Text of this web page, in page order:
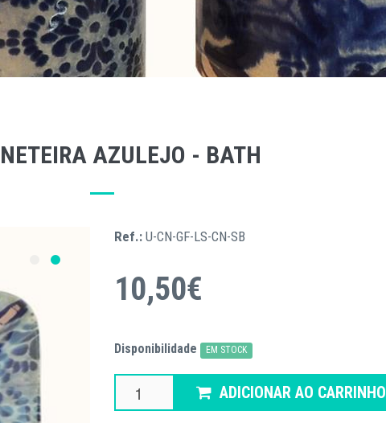
AZULEJO - BATH
Ref.: U-CN-GF-LS-CN-SB
10,50€
Disponibilidade EM STOCK
ADICIONAR AO CARRINHO